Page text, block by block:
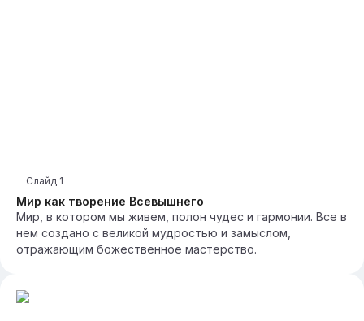
Мир как творение Всевышнего
Слайд 1
Мир, в котором мы живем, полон чудес и гармонии. Все в
нем создано с великой мудростью и замыслом,
отражающим божественное мастерство.